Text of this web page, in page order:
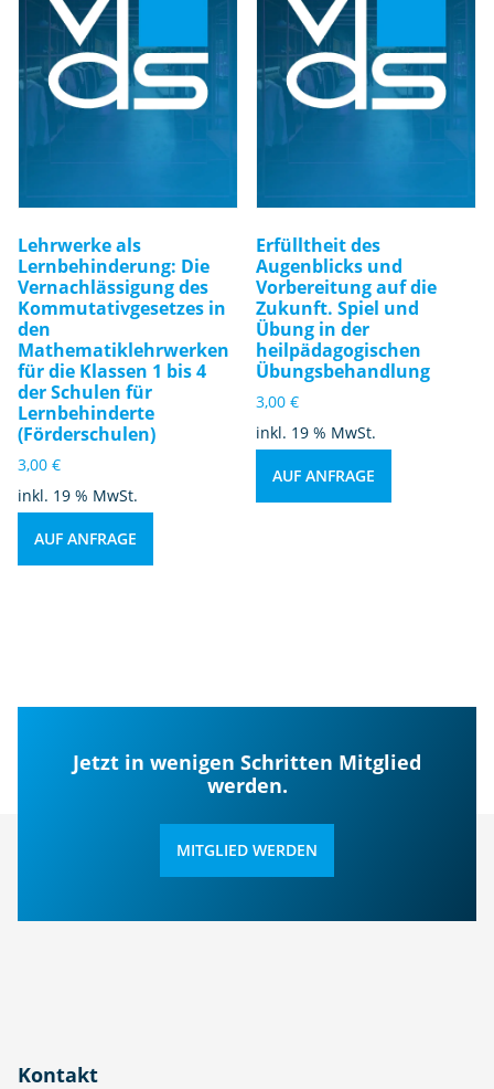
Lehrwerke als
Lernbehinderung: Die
Vernachlässigung des
Kommutativgesetzes in
den
Mathematiklehrwerken
für die Klassen 1 bis 4
der Schulen für
Lernbehinderte
(Förderschulen)
3,00 €
inkl. 19 % MwSt.
AUF ANFRAGE
Erfülltheit des
Augenblicks und
Vorbereitung auf die
Zukunft. Spiel und
Übung in der
heilpädagogischen
Übungsbehandlung
3,00€
inkl. 19 % MwSt.
AUF ANFRAGE
Jetzt in wenigen Schritten Mitglied
werden.
MITGLIED WERDEN
Kontakt